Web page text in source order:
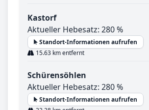
Kastorf
Aktueller Hebesatz: 280 %
Standort-Informationen aufrufen
15.63 km entfernt
Schürensöhlen
Aktueller Hebesatz: 280 %
Standort-Informationen aufrufen